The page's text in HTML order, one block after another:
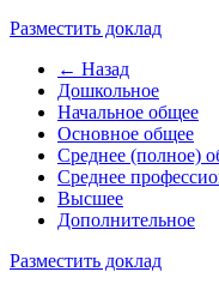
Разместить доклад
← Назад
Дошкольное
Начальное общее
Основное общее
Среднее (полное)
Среднее
Высшее
Дополнительное
Разместить доклад